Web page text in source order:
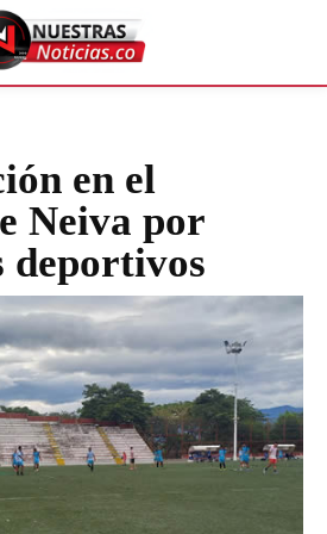
en el
Neiva por
deportivos